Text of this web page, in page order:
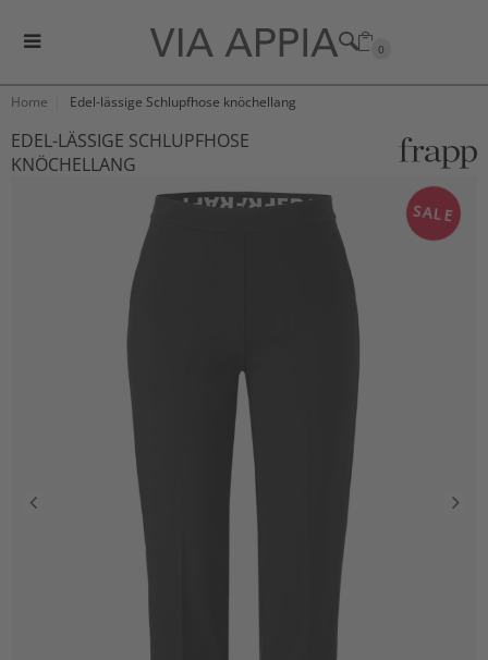
0
Home Edel-lässige Schlupfhose knöchellang
EDEL-LÄSSIGE SCHLUPFHOSE
KNÖCHELLANG
SALE